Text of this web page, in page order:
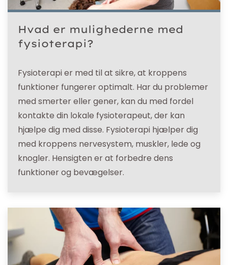
Hvad er mulighederne med
fysioterapi?
Fysioterapi er med til at sikre, at kroppens
funktioner fungerer optimalt. Har du problemer
med smerter eller gener, kan du med fordel
kontakte din lokale fysioterapeut, der kan
hjælpe dig med disse. Fysioterapi hjælper dig
med kroppens nervesystem, muskler, lede og
knogler. Hensigten er at forbedre dens
funktioner og bevægelser.